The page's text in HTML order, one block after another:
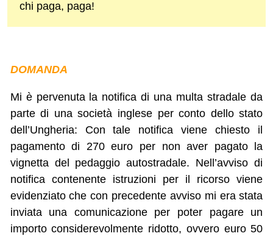
chi paga, paga!
DOMANDA
Mi è pervenuta la notifica di una multa stradale da
parte di una società inglese per conto dello stato
dell’Ungheria: Con tale notifica viene chiesto il
pagamento di 270 euro per non aver pagato la
vignetta del pedaggio autostradale. Nell’avviso di
notifica contenente istruzioni per il ricorso viene
evidenziato che con precedente avviso mi era stata
inviata una comunicazione per poter pagare un
importo considerevolmente ridotto, ovvero euro 50